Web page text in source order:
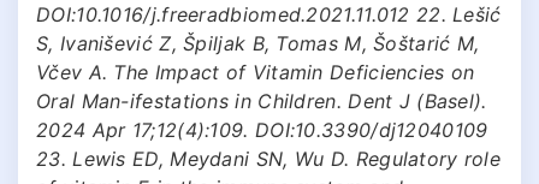
DOI:10.1016/j.freeradbiomed.2021.11.012 22. Lešić
S, Ivanišević Z, Špiljak B, Tomas M, Šoštarić M,
Včev A. The Impact of Vitamin Deficiencies on
Oral Man-ifestations in Children. Dent J (Basel).
2024 Apr 17;12(4):109. DOI:10.3390/dj12040109
23. Lewis ED, Meydani SN, Wu D. Regulatory role